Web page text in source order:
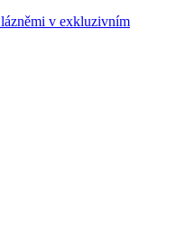
v exkluzivním